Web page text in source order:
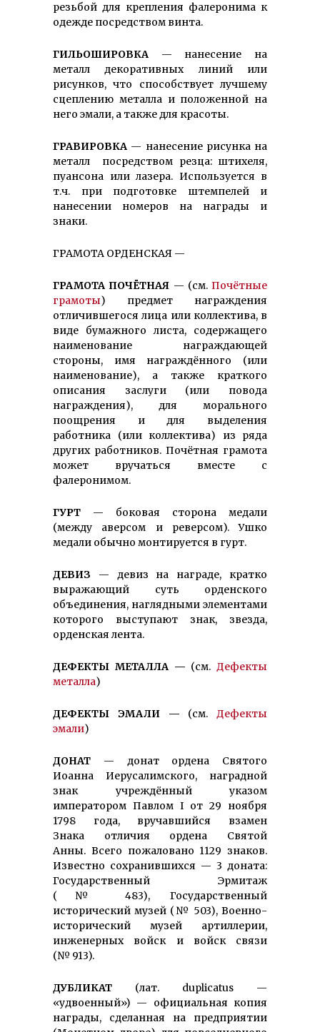
резьбой для крепления фалеронима к
одежде посредством винта.
ГИЛЬОШИРОВКА — нанесение на
металл декоративных линий или
рисунков, что способствует лучшему
сцеплению металла и положенной на
него эмали, а также для красоты.
ГРАВИРОВКА — нанесение рисунка на
металл посредством резца: штихеля,
пуансона или лазера. Используется в
т.ч. при подготовке штемпелей и
нанесении номеров на награды и
знаки.
ГРАМОТА ОРДЕНСКАЯ —
ГРАМОТА ПОЧЁТНАЯ — (см. Почётные
грамоты) предмет награждения
отличившегося лица или коллектива, в
виде бумажного листа, содержащего
наименование награждающей
стороны, имя награждённого (или
наименование), а также краткого
описания заслуги (или повода
награждения), для морального
поощрения и для выделения
работника (или коллектива) из ряда
других работников. Почётная грамота
может вручаться вместе с
фалеронимом.
ГУРТ — боковая сторона медали
(между аверсом и реверсом). Ушко
медали обычно монтируется в гурт.
ДЕВИЗ — девиз на награде, кратко
выражающий суть орденского
объединения, наглядными элементами
которого выступают знак, звезда,
орденская лента.
ДЕФЕКТЫ МЕТАЛЛА — (см. Дефекты
металла)
ДЕФЕКТЫ ЭМАЛИ — (см. Дефекты
эмали)
ДОНАТ — донат ордена Святого
Иоанна Иерусалимского, наградной
знак учреждённый указом
императором Павлом I от 29 ноября
1798 года, вручавшийся взамен
Знака отличия ордена Святой
Анны. Всего пожаловано 1129 знаков.
Известно сохранившихся — 3 доната:
Государственный Эрмитаж
(№ 483), Государственный
исторический музей (№ 503), Военно-
исторический музей артиллерии,
инженерных войск и войск связи
(№ 913).
ДУБЛИКАТ (лат. duplicatus —
«удвоенный») — официальная копия
награды, сделанная на предприятии